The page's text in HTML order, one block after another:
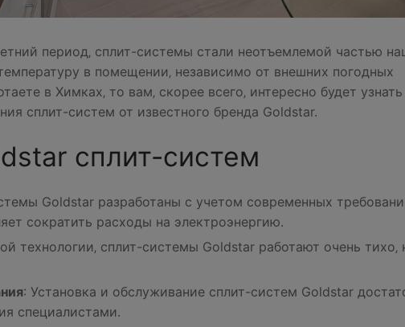
период‚ сплит-системы стали неотъемлемой частью
в помещении‚ независимо от внешних погодных
в Химках‚ то вам‚ скорее всего‚ интересно будет
сплит-систем от известного бренда Goldstar.
сплит-систем
Goldstar разработаны с учетом современных
сократить расходы на электроэнергию.
технологии‚ сплит-системы Goldstar работают очень тихо‚
: Установка и обслуживание сплит-систем Goldstar
специалистами.